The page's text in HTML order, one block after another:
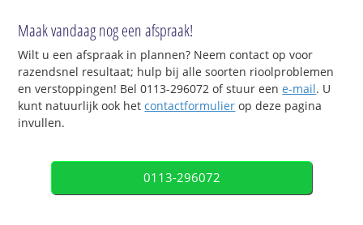
Maak vandaag nog een afspraak!
Wilt u een afspraak in plannen? Neem contact op voor
razendsnel resultaat; hulp bij alle soorten rioolproblemen
en verstoppingen! Bel 0113-296072 of stuur eene-mail. U
kunt natuurlijk ook hetcontactformulier op deze pagina
invullen.
0113-296072